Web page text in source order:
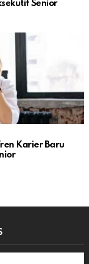
Senior
Karier Baru